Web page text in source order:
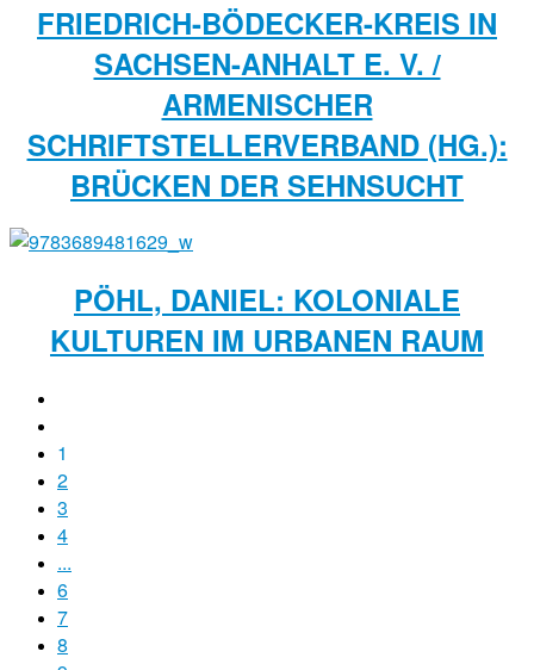
FRIEDRICH-BÖDECKER-KREIS IN
SACHSEN-ANHALT E. V. /
ARMENISCHER
SCHRIFTSTELLERVERBAND (HG.):
BRÜCKEN DER SEHNSUCHT
PÖHL, DANIEL: KOLONIALE
KULTUREN IM URBANEN RAUM
1
2
3
4
...
6
7
8